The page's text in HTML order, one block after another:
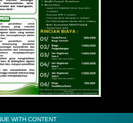
WITH CONTENT